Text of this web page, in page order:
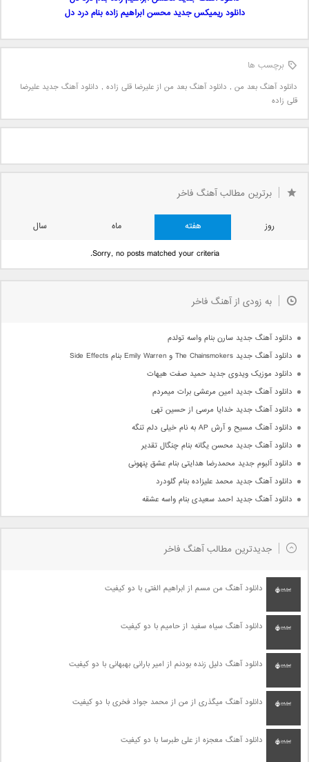
دانلود ریمیکس جدید محسن ابراهیم زاده بنام درد دل
برچسب ها
دانلود آهنگ بعد من , دانلود آهنگ بعد من از علیرضا قلی زاده , دانلود آهنگ جدید علیرضا
قلی زاده
برترین مطالب آهنگ فاخر
روز هفته ماه
سال
Sorry, no posts matched your criteria.
به زودی از آهنگ فاخر
دانلود آهنگ جدید سارن بنام واسه تولدم
دانلود آهنگ جدید The Chainsmokers و Emily Warren بنام Side Effects
دانلود موزیک ویدوی جدید حمید صفت هیهات
دانلود آهنگ جدید امین مرعشی برات میمردم
دانلود آهنگ جدید خدایا مرسی از حسین تهی
دانلود آهنگ مسیح و آرش AP به نام خیلی دلم تنگه
دانلود آهنگ جدید محسن یگانه بنام چنگال تقدیر
دانلود آلبوم جدید محمدرضا هدایتی بنام عشق پنهونی
دانلود آهنگ جدید محمد علیزاده بنام گلودرد
دانلود آهنگ جدید احمد سعیدی بنام واسه عشقه
جدیدترین مطالب آهنگ فاخر
دانلود آهنگ من مسم از ابراهیم الفتی با دو کیفیت
دانلود آهنگ سیاه سفید از حامیم با دو کیفیت
دانلود آهنگ دلیل زنده بودنم از امیر بارانی بهبهانی با دو کیفیت
دانلود آهنگ میگذری از من از محمد جواد فخری با دو کیفیت
دانلود آهنگ معجزه از علی طبرسا با دو کیفیت